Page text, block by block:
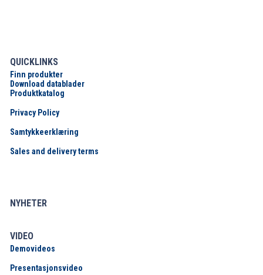
QUICKLINKS
Finn produkter
Download datablader
Produktkatalog
Privacy Policy
Samtykkeerklæring
Sales and delivery terms
NYHETER
VIDEO
Demovideos
Presentasjonsvideo